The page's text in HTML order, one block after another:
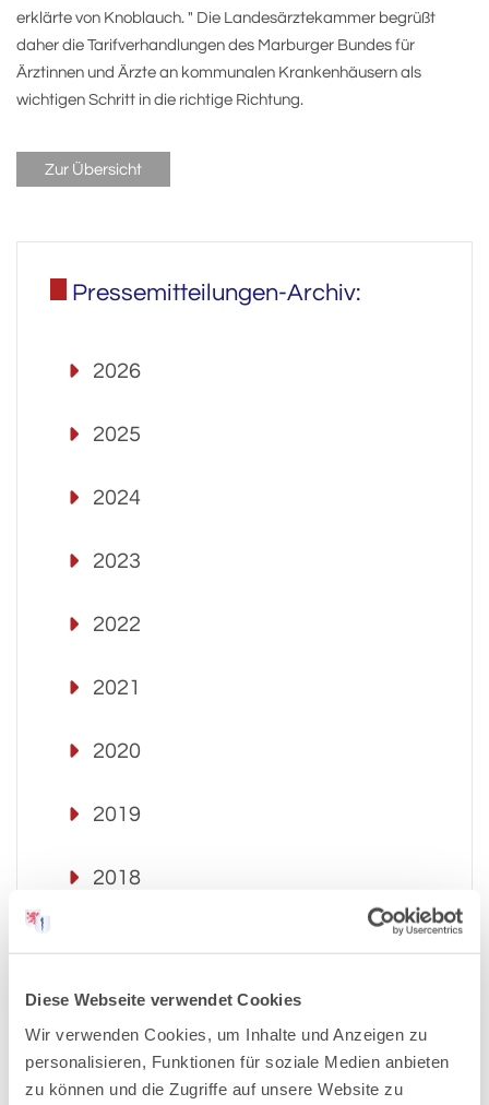
Diese Webseite verwendet Cookies
Wir verwenden Cookies, um Inhalte und Anzeigen zu
personalisieren, Funktionen für soziale Medien anbieten
zu können und die Zugriffe auf unsere Website zu
erklärte von Knoblauch. " Die Landesärztekammer begrüßt
daher die Tarifverhandlungen des Marburger Bundes für
Ärztinnen und Ärzte an kommunalen Krankenhäusern als
wichtigen Schritt in die richtige Richtung.
Zur Übersicht
Pressemitteilungen-Archiv:
2026
2025
2024
2023
2022
2021
2020
2019
2018
2016
2015